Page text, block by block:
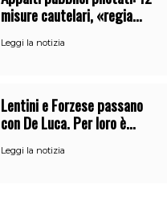
misure cautelari, «regia
clan
Leggi la notizia
Lentini e Forzese passano
con De Luca. Per loro è
Leggi la notizia